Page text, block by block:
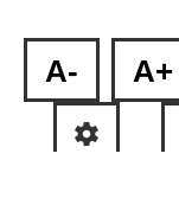
A- A+